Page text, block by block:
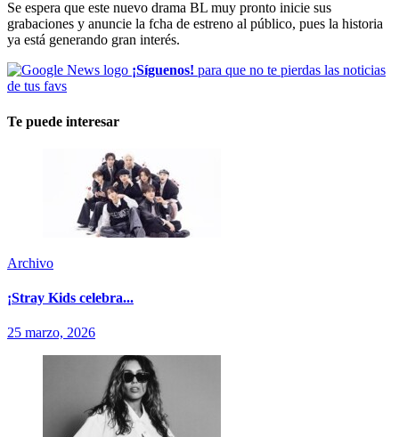
Se espera que este nuevo drama BL muy pronto inicie sus
grabaciones y anuncie la fcha de estreno al público, pues la historia
ya está generando gran interés.
¡Síguenos! para que no te pierdas las noticias
de tus favs
Te puede interesar
Archivo
¡Stray Kids celebra...
25 marzo, 2026